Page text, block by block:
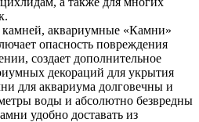
аквариумные «Камни»
опасность повреждения
создает дополнительное
декораций для укрытия
для аквариума долговечны и
воды и абсолютно безвредны
удобно доставать из